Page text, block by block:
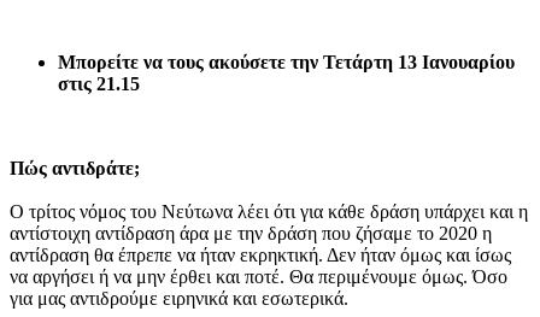
Μπορείτε να τους ακούσετε την Τετάρτη 13 Ιανουαρίου
στις 21.15
Πώς αντιδράτε;
Ο τρίτος νόμος του Νεύτωνα λέει ότι για κάθε δράση υπάρχει και η
αντίστοιχη αντίδραση άρα με την δράση που ζήσαμε το 2020 η
αντίδραση θα έπρεπε να ήταν εκρηκτική. Δεν ήταν όμως και ίσως
να αργήσει ή να μην έρθει και ποτέ. Θα περιμένουμε όμως. Όσο
για μας αντιδρούμε ειρηνικά και εσωτερικά.